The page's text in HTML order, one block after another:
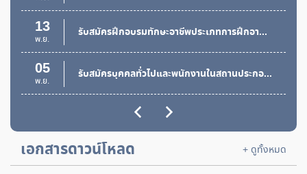
สรุปผลจัดซื้อจัดจ้าง ข้อมูลสารสำคัญในสัญญา ประจำ
เดือน เมษายน 2568
22 พ.ค. 2568 303
ประกาศผลผู้ชนะการจัดซื้อจัดจ้างหรือผู้ได้รับการคัดเลือก
และสาระสำคัญของสัญญาหรือข้อตกลงเป็นหนังสือ ประจำ
ไตรมาสที่ 2 (เดือนมกราคม 2568 ถึง เดือนมีนาคม 2568)
13
พ.ย. รับสมัครฝึกอบรมทักษะอาชีพประเภทการฝึกอาชีพเสริม
05
พ.ย. รับสมัครบุคคลทั่วไปและพนักงานในสถานประกอบกิจการเข้ารับการฝึกอบรมยกระดับและทดสอบมาตรฐานฝีมือแรงงานแห่งชาติ
15
ต.ค. ประกาศรับสมัครคัดเลือกสถานประกอบกิจการเข้าร่วมโครงการเพิ่มผลิตภาพแรงงานสู่ SME 4.0
เอกสารดาวน์โหลด + ดูทั้งหมด